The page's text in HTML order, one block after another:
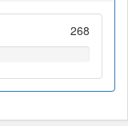
268